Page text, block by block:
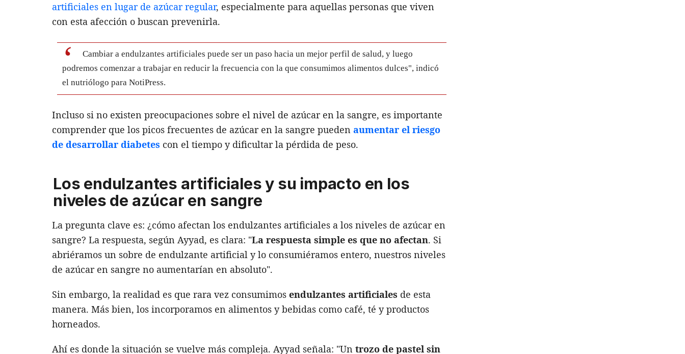
artificiales en lugar de azúcar regular, especialmente para aquellas personas que viven
con esta afección o buscan prevenirla.
Cambiar a endulzantes artificiales puede ser un paso hacia un mejor perfil de salud, y luego
podremos comenzar a trabajar en reducir la frecuencia con la que consumimos alimentos dulces", indicó
el nutriólogo para NotiPress.
Incluso si no existen preocupaciones sobre el nivel de azúcar en la sangre, es importante
comprender que los picos frecuentes de azúcar en la sangre pueden aumentar el riesgo
de desarrollar diabetes con el tiempo y dificultar la pérdida de peso.
Los endulzantes artificiales y su impacto en los
niveles de azúcar en sangre
La pregunta clave es: ¿cómo afectan los endulzantes artificiales a los niveles de azúcar en
sangre? La respuesta, según Ayyad, es clara: "La respuesta simple es que no afectan. Si
abriéramos un sobre de endulzante artificial y lo consumiéramos entero, nuestros niveles
de azúcar en sangre no aumentarían en absoluto".
Sin embargo, la realidad es que rara vez consumimos endulzantes artificiales de esta
manera. Más bien, los incorporamos en alimentos y bebidas como café, té y productos
horneados.
Ahí es donde la situación se vuelve más compleja. Ayyad señala: "Un trozo de pastel sin